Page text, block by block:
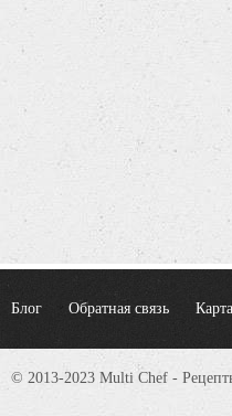
Блог Обратная связь
© 2013-2023 Multi Chef -